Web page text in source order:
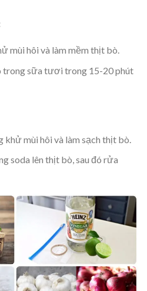
mùi hôi và làm mềm thịt bò.
trong sữa tươi trong 15-20 phút
khử mùi hôi và làm sạch thịt bò.
soda lên thịt bò, sau đó rửa